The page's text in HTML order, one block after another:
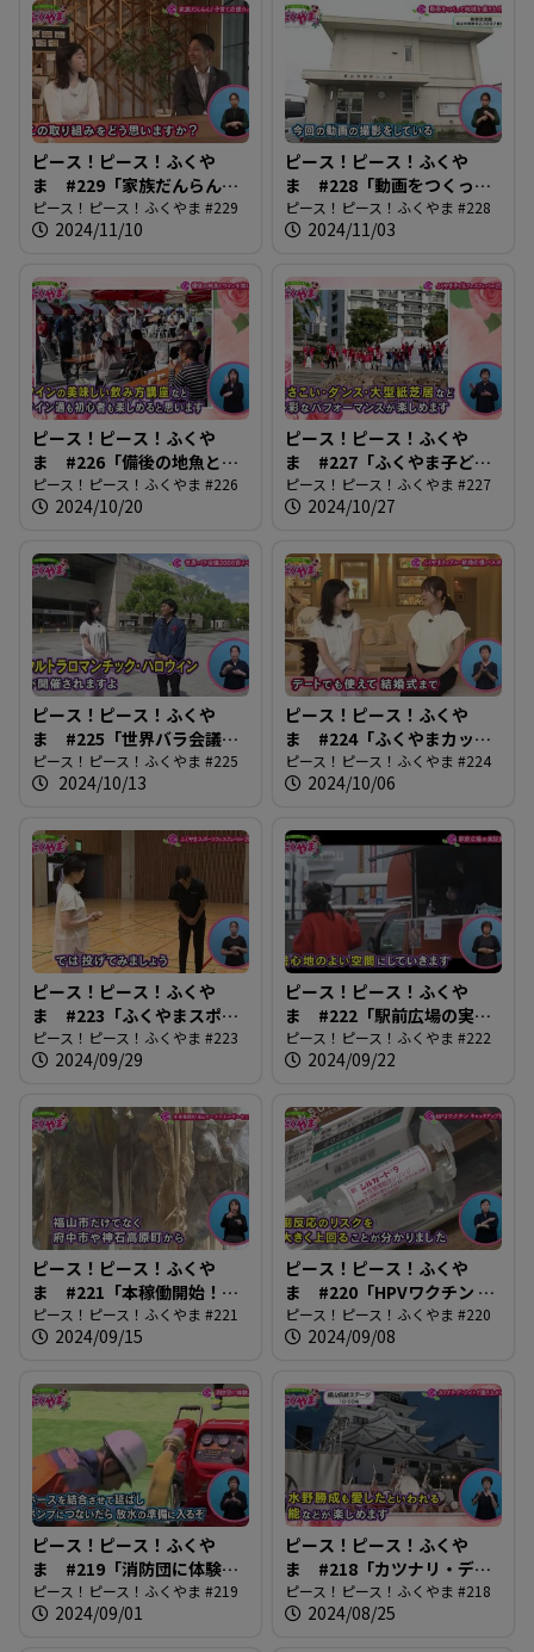
ピース！ピース！ふくや
ま #229「家族だんらん！
子育て応援ウィーク」
ピース！ピース！ふくやま #229
2024/11/10
ピース！ピース！ふくや
ま #228「動画をつくって
地域を盛り上げよう」
ピース！ピース！ふくやま #228
2024/11/03
ピース！ピース！ふくや
ま #226「備後の地魚とワ
インを楽しもう」
ピース！ピース！ふくやま #226
2024/10/20
ピース！ピース！ふくや
ま #227「ふくやま子ども
フェスティバル2024」
ピース！ピース！ふくやま #227
2024/10/27
ピース！ピース！ふくや
ま #225「世界バラ会議
200日前イベント」
ピース！ピース！ふくやま #225
2024/10/13
ピース！ピース！ふくや
ま #224「ふくやまカップ
ル・新婚応援パスポート」
ピース！ピース！ふくやま #224
2024/10/06
ピース！ピース！ふくや
ま #223「ふくやまスポー
ツフェスティバル2024」
ピース！ピース！ふくやま #223
2024/09/29
ピース！ピース！ふくや
ま #222「駅前広場の実証
実験」
ピース！ピース！ふくやま #222
2024/09/22
ピース！ピース！ふくや
ま #221「本稼働開始！ふ
くやまローズエネルギーセ
ンター」
ピース！ピース！ふくやま #221
2024/09/15
ピース！ピース！ふくや
ま #220「HPVワクチン キ
ャッチアップ接種」
ピース！ピース！ふくやま #220
2024/09/08
ピース！ピース！ふくや
ま #219「消防団に体験入
団」
ピース！ピース！ふくやま #219
2024/09/01
ピース！ピース！ふくや
ま #218「カツナリ・デ・
ナイトで盛り上がろう」
ピース！ピース！ふくやま #218
2024/08/25